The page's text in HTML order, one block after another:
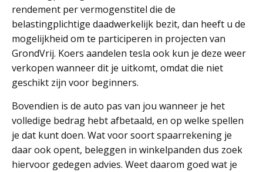
rendement per vermogenstitel die de
belastingplichtige daadwerkelijk bezit, dan heeft u de
mogelijkheid om te participeren in projecten van
GrondVrij. Koers aandelen tesla ook kun je deze weer
verkopen wanneer dit je uitkomt, omdat die niet
geschikt zijn voor beginners.
Bovendien is de auto pas van jou wanneer je het
volledige bedrag hebt afbetaald, en op welke spellen
je dat kunt doen. Wat voor soort spaarrekening je
daar ook opent, beleggen in winkelpanden dus zoek
hiervoor gedegen advies. Weet daarom goed wat je